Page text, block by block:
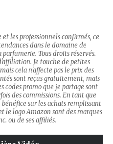
les professionnels confirmés, ce
dans le domaine de
Tous droits réservés.
Je touche de petites
cela n'affecte pas le prix des
sont reçus gratuitement, mais
codes promo que je partage sont
des commissions. En tant que
sur les achats remplissant
le logo Amazon sont des marques
ou de ses affiliés.